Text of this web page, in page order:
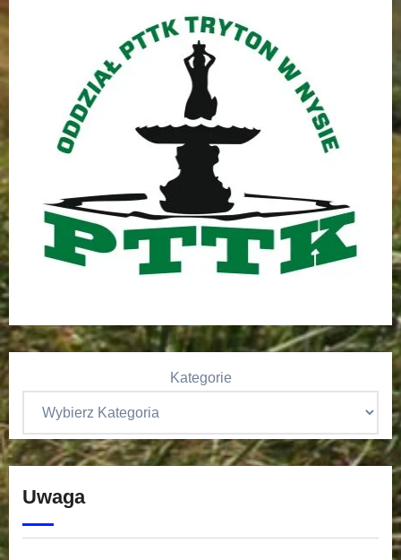
Kategorie
Uwaga